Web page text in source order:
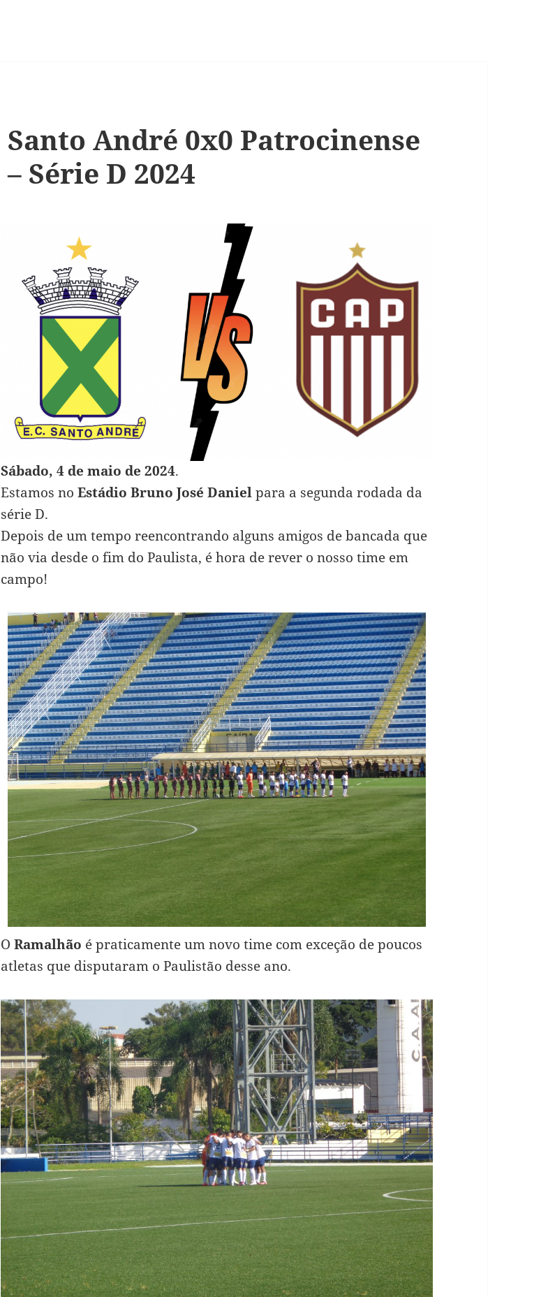
Santo André 0x0 Patrocinense
– Série D 2024
Sábado, 4 de maio de 2024.
Estamos noEstádio Bruno José Danielpara a segunda rodada da
série D.
Depois de um tempo reencontrando alguns amigos de bancada que
não via desde o fim do Paulista, é hora de rever o nosso time em
campo!
ORamalhão é praticamente um novo time com exceção de poucos
atletas que disputaram o Paulistão desse ano.